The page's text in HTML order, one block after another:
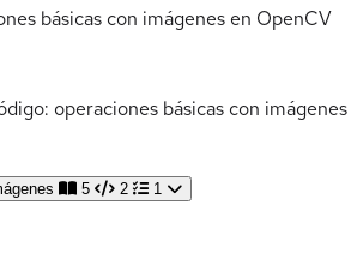
básicas con imágenes en OpenCV
operaciones básicas con imágenes
5 2 1